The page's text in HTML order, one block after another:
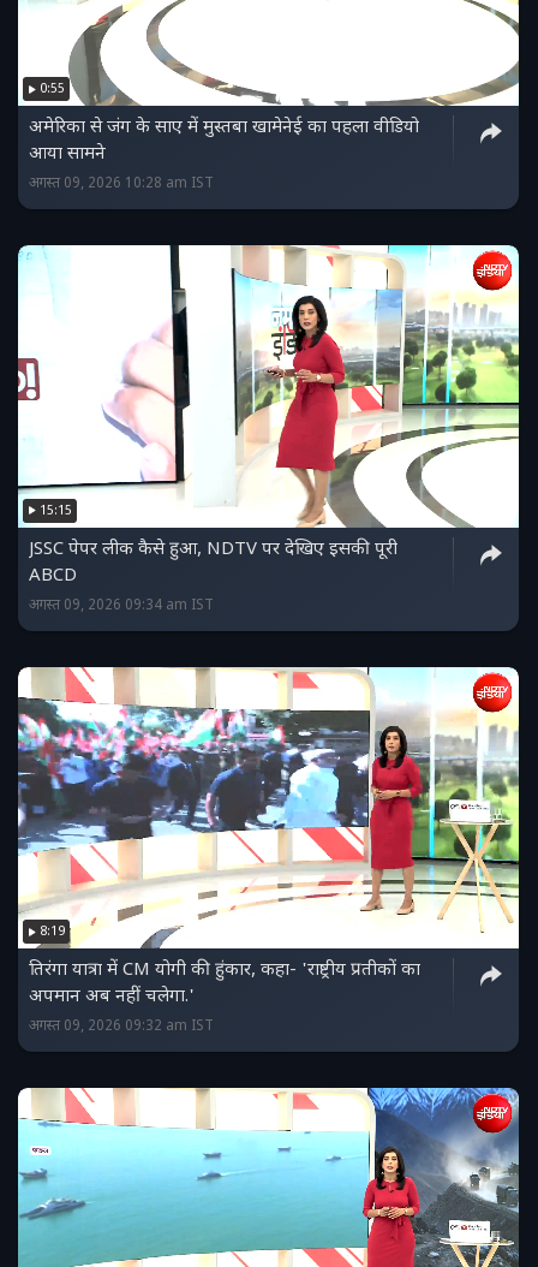
0:55
अमेरिका से जंग के साए में मुस्तबा खामेनेई का पहला वीडियो
आया सामने
अगस्त 09, 2026 10:28 am IST
15:15
JSSC पेपर लीक कैसे हुआ, NDTV पर देखिए इसकी पूरी
ABCD
अगस्त 09, 2026 09:34 am IST
8:19
तिरंगा यात्रा में CM योगी की हुंकार, कहा- 'राष्ट्रीय प्रतीकों का
अपमान अब नहीं चलेगा.'
अगस्त 09, 2026 09:32 am IST